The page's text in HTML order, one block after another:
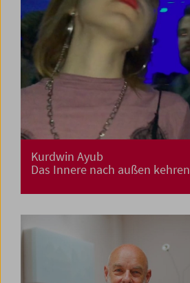
Kurdwin Ayub
Das Innere nach außen kehren